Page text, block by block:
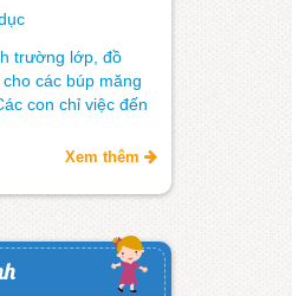
trường lớp, đồ
các búp măng
con chỉ việc đến
Xem thêm